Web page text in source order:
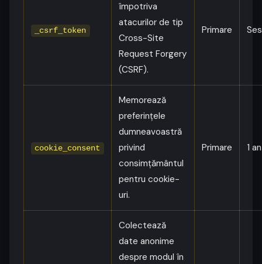
_csrf_token
împotriva
atacurilor de tip
Cross-Site
Request Forgery
(CSRF).
Primare
cookie_consent
Memorează
preferințele
dumneavoastră
privind
consimțământul
pentru cookie-
uri.
Primare 1 an
Colectează
date anonime
despre modul în